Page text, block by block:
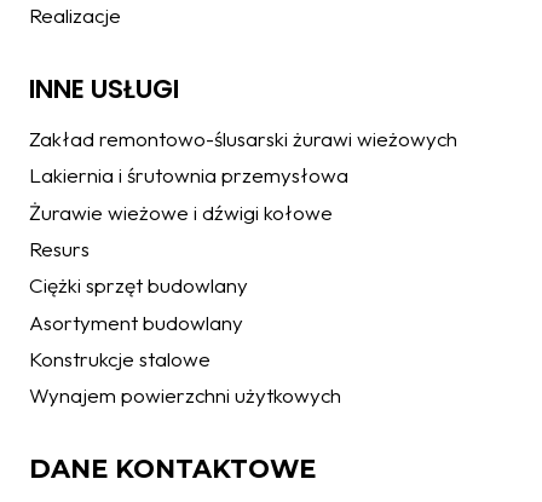
Realizacje
INNE USŁUGI
Zakład remontowo-ślusarski żurawi wieżowych
Lakiernia i śrutownia przemysłowa
Żurawie wieżowe i dźwigi kołowe
Resurs
Ciężki sprzęt budowlany
Asortyment budowlany
Konstrukcje stalowe
Wynajem powierzchni użytkowych
DANE KONTAKTOWE